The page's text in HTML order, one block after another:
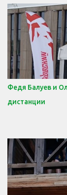
Федя Балуев и
дистанции